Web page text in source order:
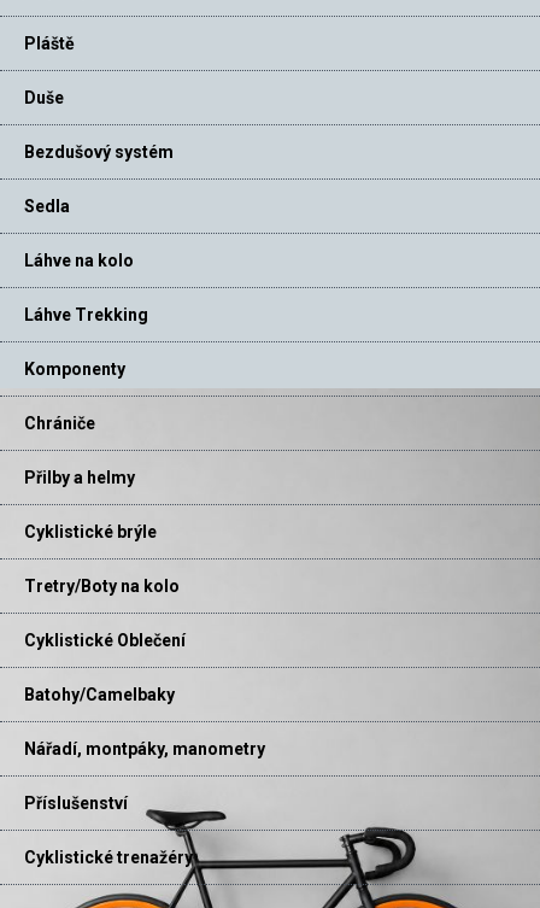
Pláště
Duše
Bezdušový systém
Sedla
Láhve na kolo
Láhve Trekking
Komponenty
Chrániče
Přilby a helmy
Cyklistické brýle
Tretry/Boty na kolo
Cyklistické Oblečení
Batohy/Camelbaky
Nářadí, montpáky, manometry
Příslušenství
Cyklistické trenažéry